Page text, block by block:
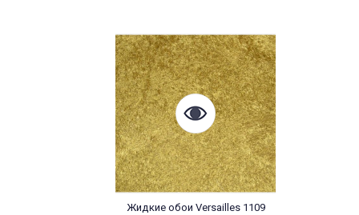
Жидкие обои Versailles 1109